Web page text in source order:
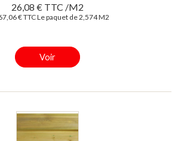
26,08 € TTC /M2
€ TTC Le paquet de 2,574 M2
Voir